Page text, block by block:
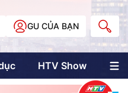
GU CỦA BẠN
HTV Show